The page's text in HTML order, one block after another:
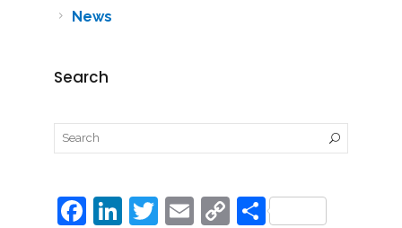
News
Search
F Li T E C P